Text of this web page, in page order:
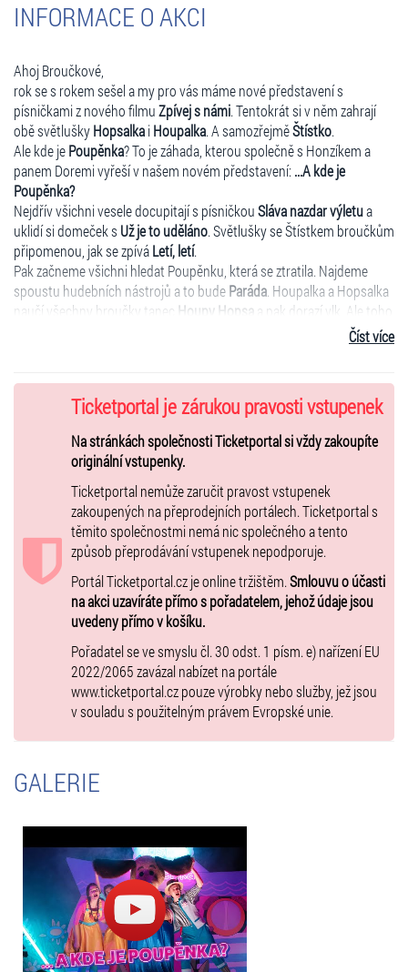
INFORMACE O AKCI
Ahoj Broučkové,
rok se s rokem sešel a my pro vás máme nové představení s
písničkami z nového filmuZpívej s námi. Tentokrát si v něm zahrají
obě světluškyHopsalkaiHoupalka. A samozřejměŠtístko.
Ale kde jePoupěnka? To je záhada, kterou společně s Honzíkem a
panem Doremi vyřeší v našem novém představení: ...A kde je
Poupěnka?
Nejdřív všichni vesele docupitají s písničkouSláva nazdar výletua
uklidí si domeček s Už je to uděláno. Světlušky se Štístkem broučkům
připomenou, jak se zpíváLetí, letí.
Pak začneme všichni hledat Poupěnku, která se ztratila. Najdeme
spoustu hudebních nástrojů a to budeParáda . Houpalka a Hopsalka
naučí všechny broučky tanec Houpy Hopsa a pak dorazí vlk. Ale toho
se světlušky neleknou a naučí ho, jak se správně papá s písničkou
Malá Tlapinka rozjede suprovou diskotéku s hity jako:
,
, Brontosaurus,Loleta Popleta Tanči, tanči ,Jájájáa
. Ňufáček za to dostane velikou pochvalu až se sám stane
velikým a zazpívá nám novou písničkuMůj pejsek. Ňufáček naučí
broučky takyMáme dlaně. Štístko si zajezdí na své
Honzík donese kouzelný telefon. Kdopak to volá? Bude to Poupěnka?
A kde se vlastně ztratila?
To všechno se dozvíte v našem zábavném představení. Zažijete
Bláznivý den, ve kterém si připomeneme iOranžové léto. A na závěr
se rozloučíme jako Snílkové
a budeme snít, jaké to bude příště s
Poupěnkou.
Vaši Štístko, Houpalka a Hopsalka
PŘI NÁKUPU 4 VSTUPENEK (společně v jednom nákupu) SI MŮŽETE
VYBRAT DÁREK!
1. Voucher na DVD (výběr titulu DVD určuje pořadatel) nebo
2. Voucher na měsíční předplatné ke všem našim filmům a pohádkám
kukino.tv
Dárek získáte výměnou za voucher před vstupem do sálu.
Každá osoba (dospělý i každé dítě bez omezení věku) musí mít
platnou vstupenku!
nám na bezpečnosti a pohodlí našich broučků!
Vstupenky můžete zakoupit online přímo na ticketportal.cz -
eTickets/mobileTickets, k dispozici jsou i prodejní místa Ticketportal.
Cena vstupenky na místě v den konání představení: 380 Kč/osoba
Doporučujeme vstupenky zakoupit v předstihu. Počet vstupenek v
prodeji je limitován, na místě již nemusí být dostupné žádné volné
vstupenky!
Číst více
Ticketportal je zárukou pravosti vstupenek
Na stránkách společnosti Ticketportal si vždy zakoupíte
originální vstupenky.
Ticketportal nemůže zaručit pravost vstupenek
zakoupených na přeprodejních portálech. Ticketportal s
těmito společnostmi nemá nic společného a tento
způsob přeprodávání vstupenek nepodporuje.
Portál Ticketportal.cz je online tržištěm.Smlouvu o účasti
na akci uzavíráte přímo s pořadatelem, jehož údaje jsou
uvedeny přímo v košíku.
Pořadatel se ve smyslu čl. 30 odst. 1 písm. e) nařízení EU
2022/2065 zavázal nabízet na portále
www.ticketportal.cz pouze výrobky nebo služby, jež jsou
v souladu s použitelným právem Evropské unie.
GALERIE